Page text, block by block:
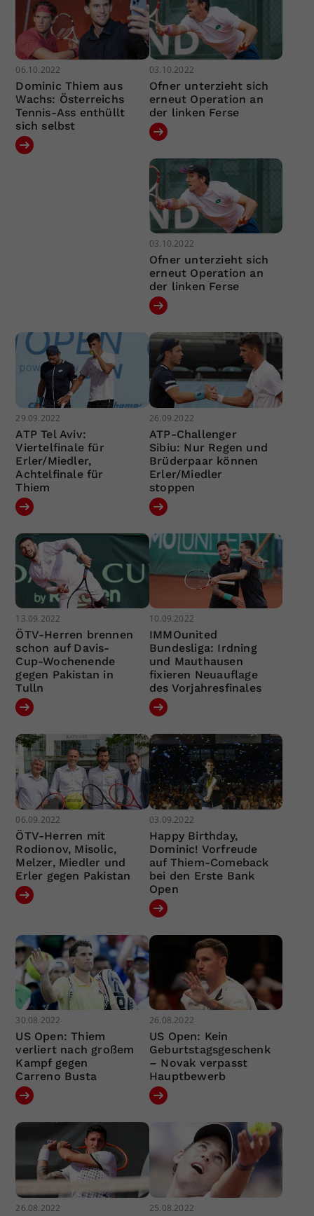
06.10.2022
Dominic Thiem aus
Wachs: Österreichs
Tennis-Ass enthüllt
sich selbst
03.10.2022
Ofner unterzieht sich
erneut Operation an
der linken Ferse
03.10.2022
Ofner unterzieht sich
erneut Operation an
der linken Ferse
29.09.2022
ATP Tel Aviv:
Viertelfinale für
Erler/Miedler,
Achtelfinale für
Thiem
26.09.2022
ATP-Challenger
Sibiu: Nur Regen und
Brüderpaar können
Erler/Miedler
stoppen
13.09.2022
ÖTV-Herren brennen
schon auf Davis-
Cup-Wochenende
gegen Pakistan in
Tulln
10.09.2022
IMMOunited
Bundesliga: Irdning
und Mauthausen
fixieren Neuauflage
des Vorjahresfinales
06.09.2022
ÖTV-Herren mit
Rodionov, Misolic,
Melzer, Miedler und
Erler gegen Pakistan
03.09.2022
Happy Birthday,
Dominic! Vorfreude
auf Thiem-Comeback
bei den Erste Bank
Open
30.08.2022
US Open: Thiem
verliert nach großem
Kampf gegen
Carreno Busta
26.08.2022
US Open: Kein
Geburtstagsgeschenk
– Novak verpasst
Hauptbewerb
26.08.2022 25.08.2022